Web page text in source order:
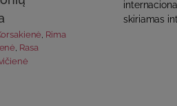
Rima
, Rasa
skiriamas